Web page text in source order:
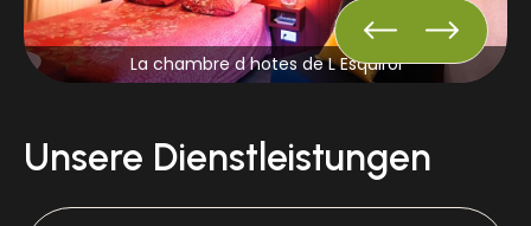
La chambre d hotes de L Esquirol
Unsere Dienstleistungen